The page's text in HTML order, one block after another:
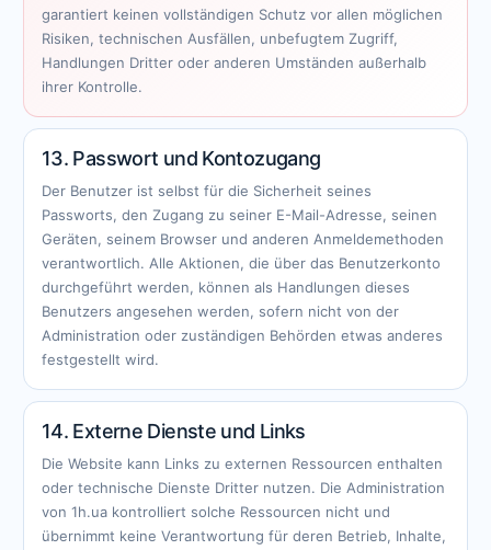
garantiert keinen vollständigen Schutz vor allen möglichen
Risiken, technischen Ausfällen, unbefugtem Zugriff,
Handlungen Dritter oder anderen Umständen außerhalb
ihrer Kontrolle.
13. Passwort und Kontozugang
Der Benutzer ist selbst für die Sicherheit seines
Passworts, den Zugang zu seiner E-Mail-Adresse, seinen
Geräten, seinem Browser und anderen Anmeldemethoden
verantwortlich. Alle Aktionen, die über das Benutzerkonto
durchgeführt werden, können als Handlungen dieses
Benutzers angesehen werden, sofern nicht von der
Administration oder zuständigen Behörden etwas anderes
festgestellt wird.
14. Externe Dienste und Links
Die Website kann Links zu externen Ressourcen enthalten
oder technische Dienste Dritter nutzen. Die Administration
von 1h.ua kontrolliert solche Ressourcen nicht und
übernimmt keine Verantwortung für deren Betrieb, Inhalte,